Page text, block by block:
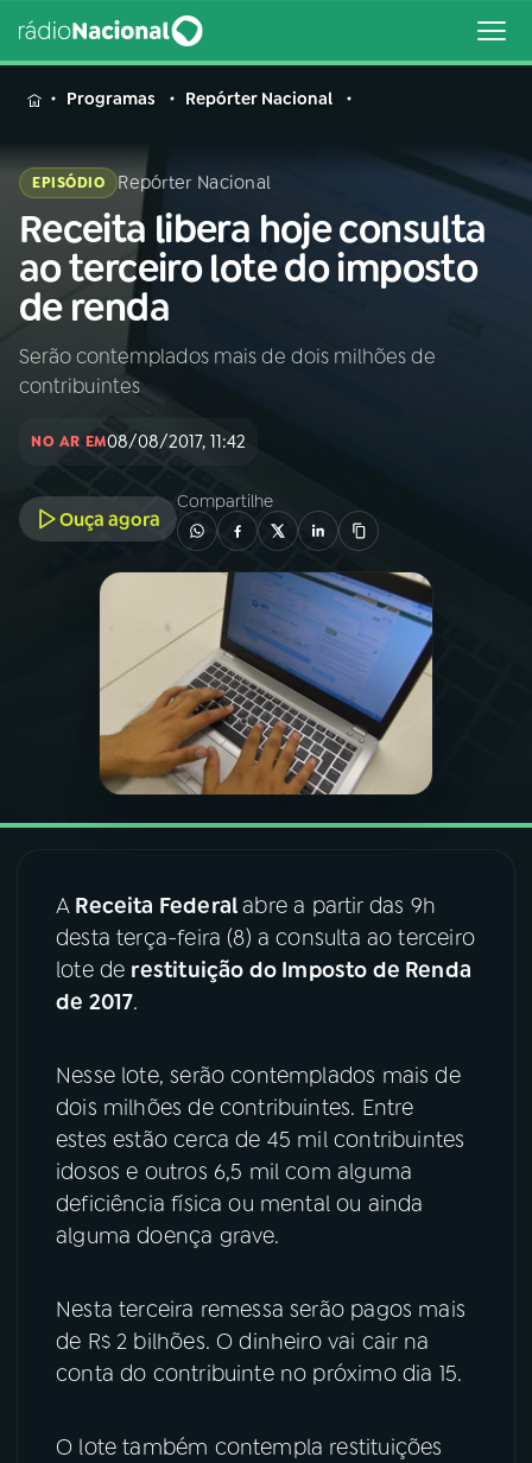
MENU
Buscar
na
Rádio
Nacional
Buscar
AO VIVO
INÍCIO
A RÁDIO
PROGRAMAÇÃO
PROGRAMAS
PODCASTS
06VIDEOCASTS
07ÚLTIMAS
08FESTIVAL DE MÚSICA
YouTube Facebook
Instagram X
TikTok
Programas Repórter Nacional
EPISÓDIO Repórter Nacional
Receita libera hoje consulta
ao terceiro lote do imposto
de renda
Serão contemplados mais de dois milhões de
contribuintes
NO AR EM08/08/2017, 11:42
Ouça agora
Compartilhe
A Receita Federalabre a partir das 9h
desta terça-feira (8) a consulta ao terceiro
lote de restituição do Imposto de Renda
de 2017.
Nesse lote, serão contemplados mais de
dois milhões de contribuintes. Entre
estes estão cerca de 45 mil contribuintes
idosos e outros 6,5 mil com alguma
deficiência física ou mental ou ainda
alguma doença grave.
Nesta terceira remessa serão pagos mais
de R$ 2 bilhões. O dinheiro vai cair na
conta do contribuinte no próximo dia 15.
O lote também contempla restituições